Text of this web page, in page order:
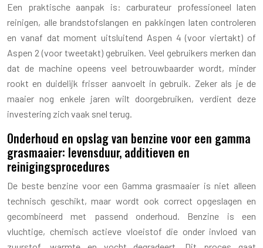
Een praktische aanpak is: carburateur professioneel laten
reinigen, alle brandstofslangen en pakkingen laten controleren
en vanaf dat moment uitsluitend Aspen 4 (voor viertakt) of
Aspen 2 (voor tweetakt) gebruiken. Veel gebruikers merken dan
dat de machine opeens veel betrouwbaarder wordt, minder
rookt en duidelijk frisser aanvoelt in gebruik. Zeker als je de
maaier nog enkele jaren wilt doorgebruiken, verdient deze
investering zich vaak snel terug.
Onderhoud en opslag van benzine voor een gamma
grasmaaier: levensduur, additieven en
reinigingsprocedures
De beste benzine voor een Gamma grasmaaier is niet alleen
technisch geschikt, maar wordt ook correct opgeslagen en
gecombineerd met passend onderhoud. Benzine is een
vluchtige, chemisch actieve vloeistof die onder invloed van